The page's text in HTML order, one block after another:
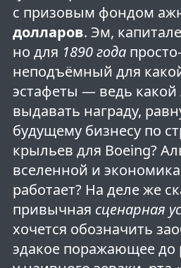
с призовым фондом
долларов. Эм,
но для 1890 года
неподъёмный для
эстафеты — ведь какой
выдавать награду,
будущему бизнесу по
крыльев для Boeing?
вселенной и
работает? На деле же
привычная сценарная
хочется обозначить
эдакое поражающее до